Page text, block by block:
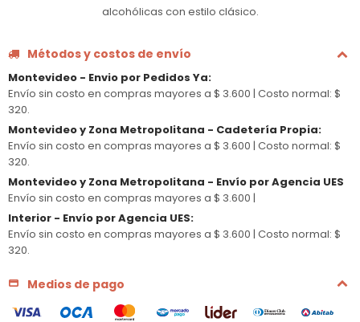
alcohólicas con estilo clásico.
Métodos y costos de envío
Montevideo - Envio por Pedidos Ya:
Envío sin costo en compras mayores a $ 3.600 | Costo normal: $
320.
Montevideo y Zona Metropolitana - Cadetería Propia:
Envío sin costo en compras mayores a $ 3.600 | Costo normal: $
320.
Montevideo y Zona Metropolitana - Envío por Agencia UES
Envío sin costo en compras mayores a $ 3.600 |
Interior - Envío por Agencia UES:
Envío sin costo en compras mayores a $ 3.600 | Costo normal: $
320.
Medios de pago